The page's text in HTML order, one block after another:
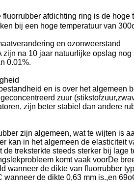
afdichting ring is de
bij een hoge temperatuur van
en ozonweerstand
na 10 jaar natuurlijke opslag
0.01%.
en is over het algemeen
zuur
zijn beter stabiel dan andere
zijn algemeen, wat te wijten is
kan in het algemeen de elasticiteit
treksterkte steeds sterker bij lage
komt vaak voorDe
wanneer de dikte van fluorrubber
wanneer de dikte 0,63 mm is.,en